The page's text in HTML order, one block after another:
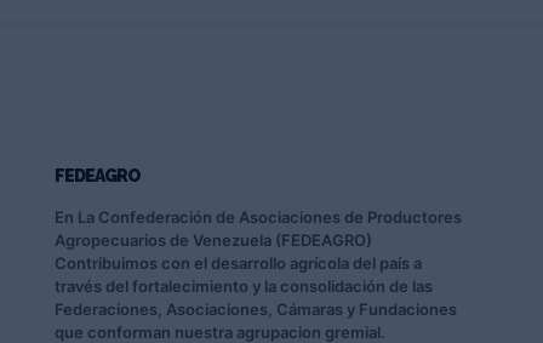
FEDEAGRO
En La Confederación de Asociaciones de Productores
Agropecuarios de Venezuela (FEDEAGRO)
Contribuimos con el desarrollo agrícola del país a
través del fortalecimiento y la consolidación de las
Federaciones, Asociaciones, Cámaras y Fundaciones
que conforman nuestra agrupacion gremial.